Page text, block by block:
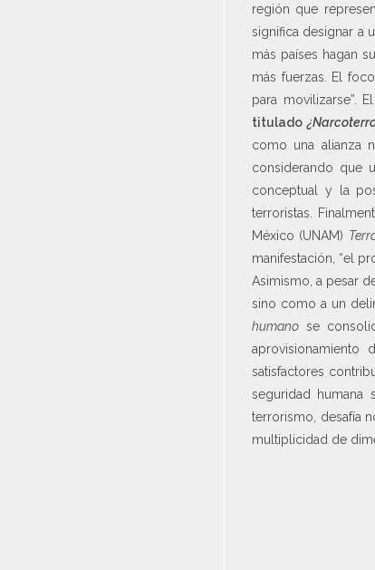
región que
significa designar a
más países hagan
más fuerzas. El
para movilizarse”.
titulado
como una alianza
considerando que
conceptual y la
terroristas.
México (UNAM)
manifestación, “el
Asimismo, a pesar
sino como a un
humano se
aprovisionamiento
satisfactores
seguridad humana
terrorismo, desafía
multiplicidad de